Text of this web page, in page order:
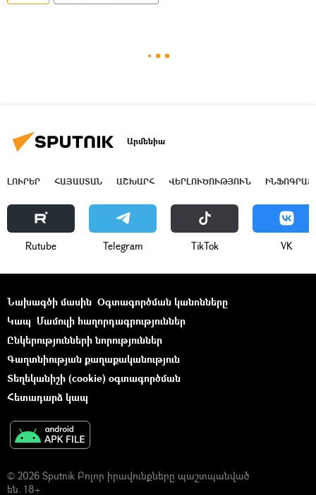
Արմենիա
ԼՈՒՐԵՐ ՀԱՅԱՍՏԱՆ ԱՇԽԱՐՀ ՎԵՐԼՈՒԾՈՒԹՅՈՒՆ
Rutube Telegram ТikТоk VK
Նախագծի մասին Օգտագործման կանոնները
Կապ Մամուլի հաղորդագրություններ
Ընկերությունների նորություններ
Գաղտնիության քաղաքականություն
Տեղեկանիշի (cookie) օգտագործման
Հետադարձ կապ
© 2026 Sputnik Բոլոր իրավունքները պաշտպանված
են. 18+